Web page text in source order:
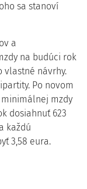
sa stanoví
a
na budúci rok
vlastné návrhy.
Po novom
mzdy
dosiahnuť 623
každú
3,58 eura.